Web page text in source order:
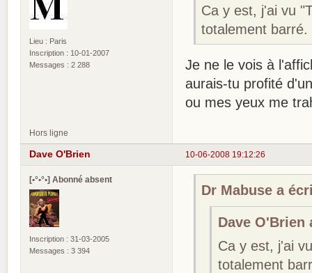
Lieu : Paris
Inscription : 10-01-2007
Messages : 2 288
Ca y est, j'ai vu
totalement barré.
Je ne le vois à
aurais-tu profité
ou mes yeux me
Hors ligne
10-06-2008 19:12:26
Dave O'Brien
[•°•°•] Abonné absent
Inscription : 31-03-2005
Messages : 3 394
Dr Mabuse a
Dave O'Brien
Ca y est, j'ai
totalement